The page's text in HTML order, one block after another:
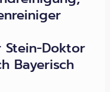
Stein-Doktor
Bayerisch